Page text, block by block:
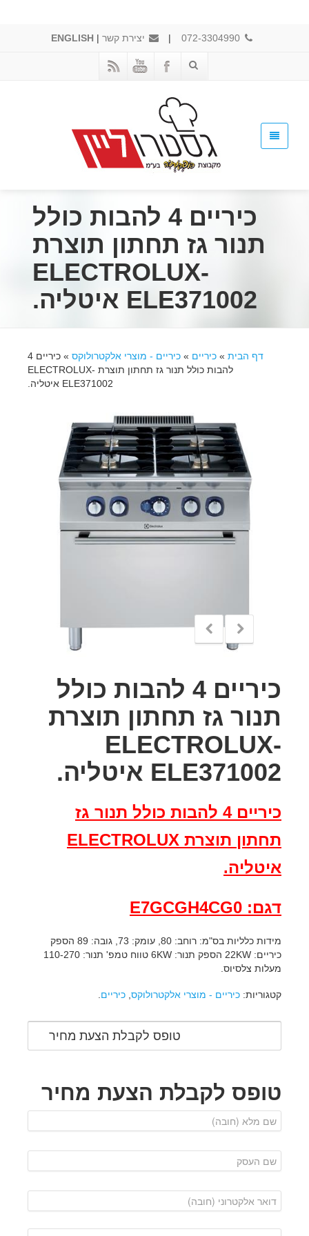
072-3304990
| יצירת קשר |
ENGLISH
כיריים 4 להבות כולל
תנור גז תחתון תוצרת
ELECTROLUX-
ELE371002 איטליה.
דף הבית » כיריים » כיריים - מוצרי אלקטרולוקס »
כיריים 4
להבות כולל תנור גז תחתון תוצרת ELECTROLUX-
ELE371002 איטליה.
כיריים 4 להבות כולל
תנור גז תחתון תוצרת
ELECTROLUX-
ELE371002 איטליה.
כיריים 4 להבות כולל תנור גז
תחתון תוצרת ELECTROLUX
איטליה.
דגם: E7GCGH4CG0
מידות כלליות בס"מ: רוחב: 80, עומק: 73, גובה: 89 הספק
כיריים: 22KW הספק תנור: 6KW טווח טמפ' תנור: 110-270
מעלות צלסיוס.
קטגוריות: כיריים - מוצרי אלקטרולוקס כיריים
טופס לקבלת הצעת מחיר
טופס לקבלת הצעת מחיר